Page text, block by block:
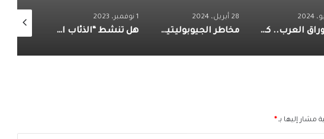
في أوراق العرب.. كيف تفاعل “التعاون الخليجي” مع التغيرات الجيوسياسية خلال 43 عامًا؟
28 أبريل، 2024
مخاطر الجيوبوليتيك.. ماذا تفعل روسيا في البحر الأحمر؟
1 نوفمبر، 2023
هل تنشط “الذئاب المنفردة” في ظل الحرب على غزة؟
مشار إليها بـ*